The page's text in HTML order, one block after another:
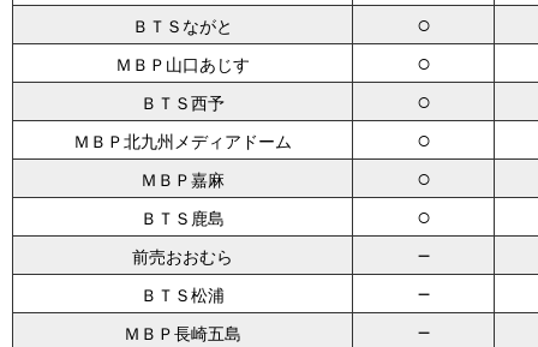
ＢＴＳながと ○
ＭＢＰ山口あじす ○
ＢＴＳ西予 ○
ＭＢＰ北九州メディアドーム ○
ＭＢＰ嘉麻 ○
ＢＴＳ鹿島 ○
前売おおむら －
ＢＴＳ松浦 －
ＭＢＰ長崎五島 －